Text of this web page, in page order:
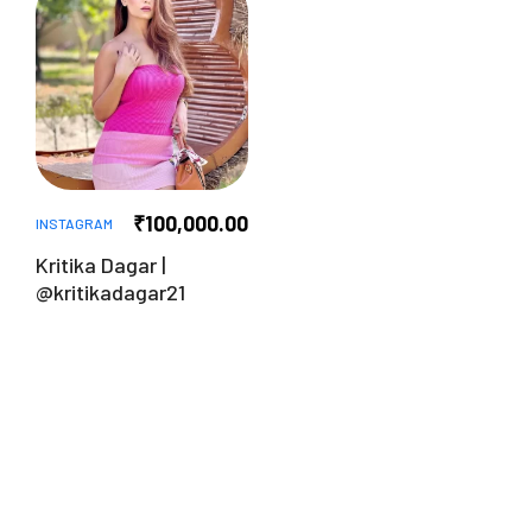
INSTAGRAM ₹100,000.00
Kritika Dagar |
@kritikadagar21